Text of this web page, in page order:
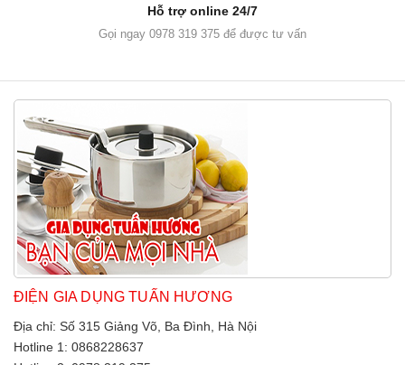
Hỗ trợ online 24/7
Gọi ngay 0978 319 375 để được tư vấn
ĐIỆN GIA DỤNG TUẤN HƯƠNG
Địa chỉ: Số 315 Giảng Võ, Ba Đình, Hà Nội
Hotline 1: 0868228637